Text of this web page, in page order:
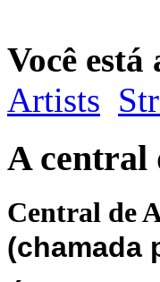
Você está
Artists
A central
Central de
(chamada